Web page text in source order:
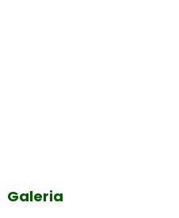
Galeria